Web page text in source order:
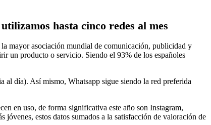
hasta cinco redes al mes
la mayor asociación mundial de comunicación, publicidad y
un producto o servicio. Siendo el 93% de los españoles
al día). Así mismo, Whatsapp sigue siendo la red preferida
en uso, de forma significativa este año son Instagram,
jóvenes, estos datos sumados a la satisfacción de valoración de